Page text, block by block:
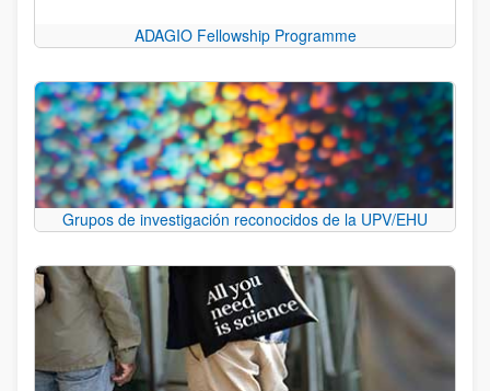
ADAGIO Fellowship Programme
Grupos de investigación reconocidos de la UPV/EHU